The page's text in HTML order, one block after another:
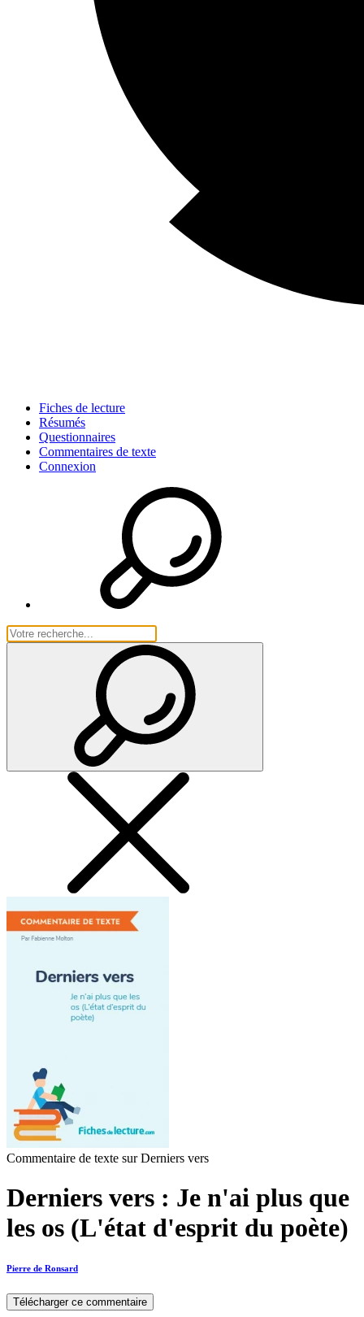
Fiches de lecture
Résumés
Questionnaires
Commentaires de texte
Connexion
Commentaire de texte sur Derniers vers
Derniers vers : Je n'ai plus que
les os (L'état d'esprit du poète)
Pierre de Ronsard
Télécharger ce commentaire